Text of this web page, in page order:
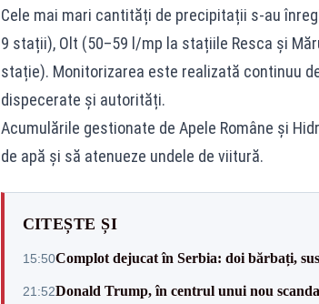
Cele mai mari cantități de precipitații s-au
9 stații), Olt (50–59 l/mp la stațiile Resca și
stație). Monitorizarea este realizată continuu
dispecerate și autorități.
Acumulările gestionate de Apele Române și
de apă și să atenueze undele de viitură.
CITEȘTE ȘI
15:50Complot dejucat în Serbia: doi bărbați,
21:52Donald Trump, în centrul unui nou